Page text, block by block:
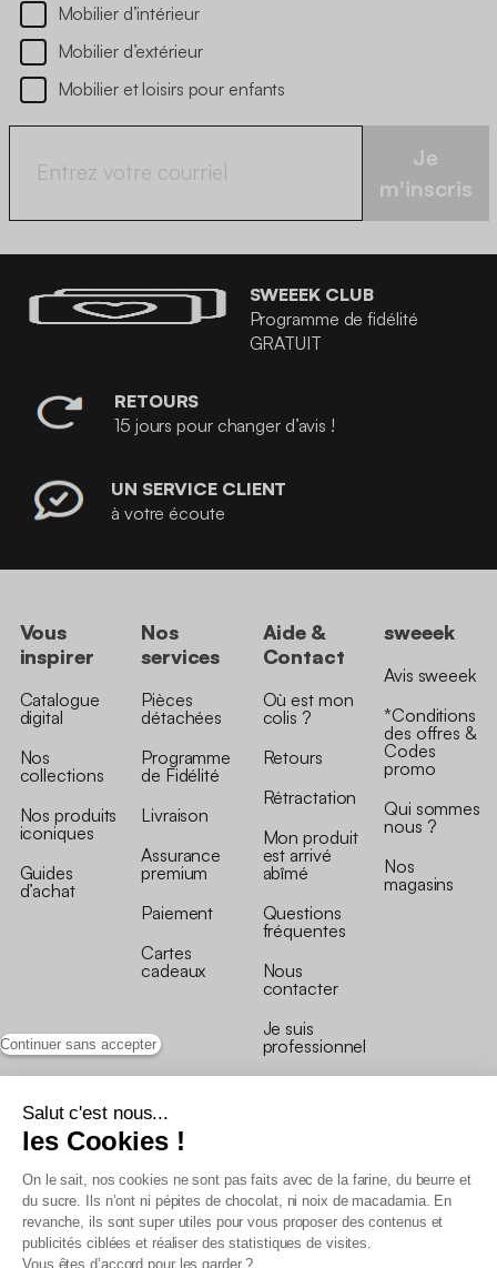
Continuer sans accepter
Salut c'est nous...
les Cookies !
On le sait, nos cookies ne sont pas faits avec de la farine, du beurre et
du sucre. Ils n’ont ni pépites de chocolat, ni noix de macadamia. En
revanche, ils sont super utiles pour vous proposer des contenus et
publicités ciblées et réaliser des statistiques de visites.
Vous êtes d’accord pour les garder ?
Mobilier d’intérieur
Mobilier d’extérieur
Mobilier et loisirs pour enfants
Je
m'inscris
SWEEEK CLUB
Programme de fidélité
GRATUIT
RETOURS
15 jours pour changer d’avis !
UN SERVICE CLIENT
à votre écoute
Vous
inspirer
Catalogue
digital
Nos
collections
Nos produits
iconiques
Guides
d’achat
Nos
services
Pièces
détachées
Programme
de Fidélité
Livraison
Assurance
premium
Paiement
Cartes
cadeaux
Aide &
Contact
Où est mon
colis ?
Retours
Rétractation
Mon produit
est arrivé
abîmé
Questions
fréquentes
Nous
contacter
Je suis
professionnel
sweeek
Avis sweeek
*Conditions
des offres &
Codes
promo
Qui sommes
nous ?
Nos
magasins
Conditions générales de vente
Conditions générales du programme de fidélité
Charte de données personnelles
Conditions générales de vente Pro